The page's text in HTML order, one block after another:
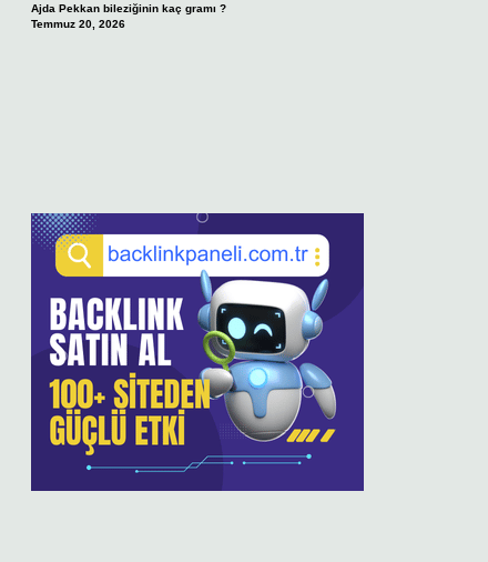
Ajda Pekkan bileziğinin kaç gramı ?
Temmuz 20, 2026